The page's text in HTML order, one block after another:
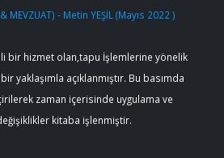
MEVZUAT) - Metin YEŞİL (Mayıs 2022 )
bir hizmet olan,tapu İşlemlerine yönelik
yaklaşımla açıklanmıştır. Bu basımda
zaman içerisinde uygulama ve
kitaba işlenmiştir.